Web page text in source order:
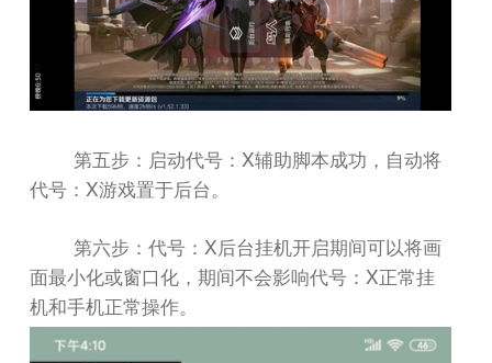
第五步：启动代号：X辅助脚本成功，自动将
代号：X游戏置于后台。
第六步：代号：X后台挂机开启期间可以将画
面最小化或窗口化，期间不会影响代号：X正常挂
机和手机正常操作。